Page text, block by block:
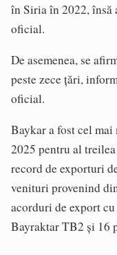
în Siria în 2022, însă
oficial.
De asemenea, se
peste zece țări,
oficial.
Baykar a fost cel
2025 pentru al
record de exporturi
venituri provenind
acorduri de export
Bayraktar TB2 și 16